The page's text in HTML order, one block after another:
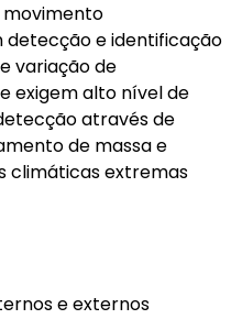
movimento
e identificação
variação de
exigem alto nível de
através de
de massa e
climáticas extremas
e externos